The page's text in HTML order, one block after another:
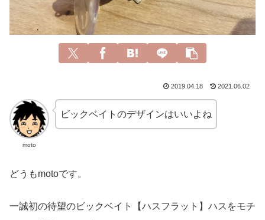
2019.04.18 2021.06.02
moto
ビックベイトのデザインはいいよね
どうもmotoです。
一誠初の待望のビックベイト【ハスフラット】ハスをモチ